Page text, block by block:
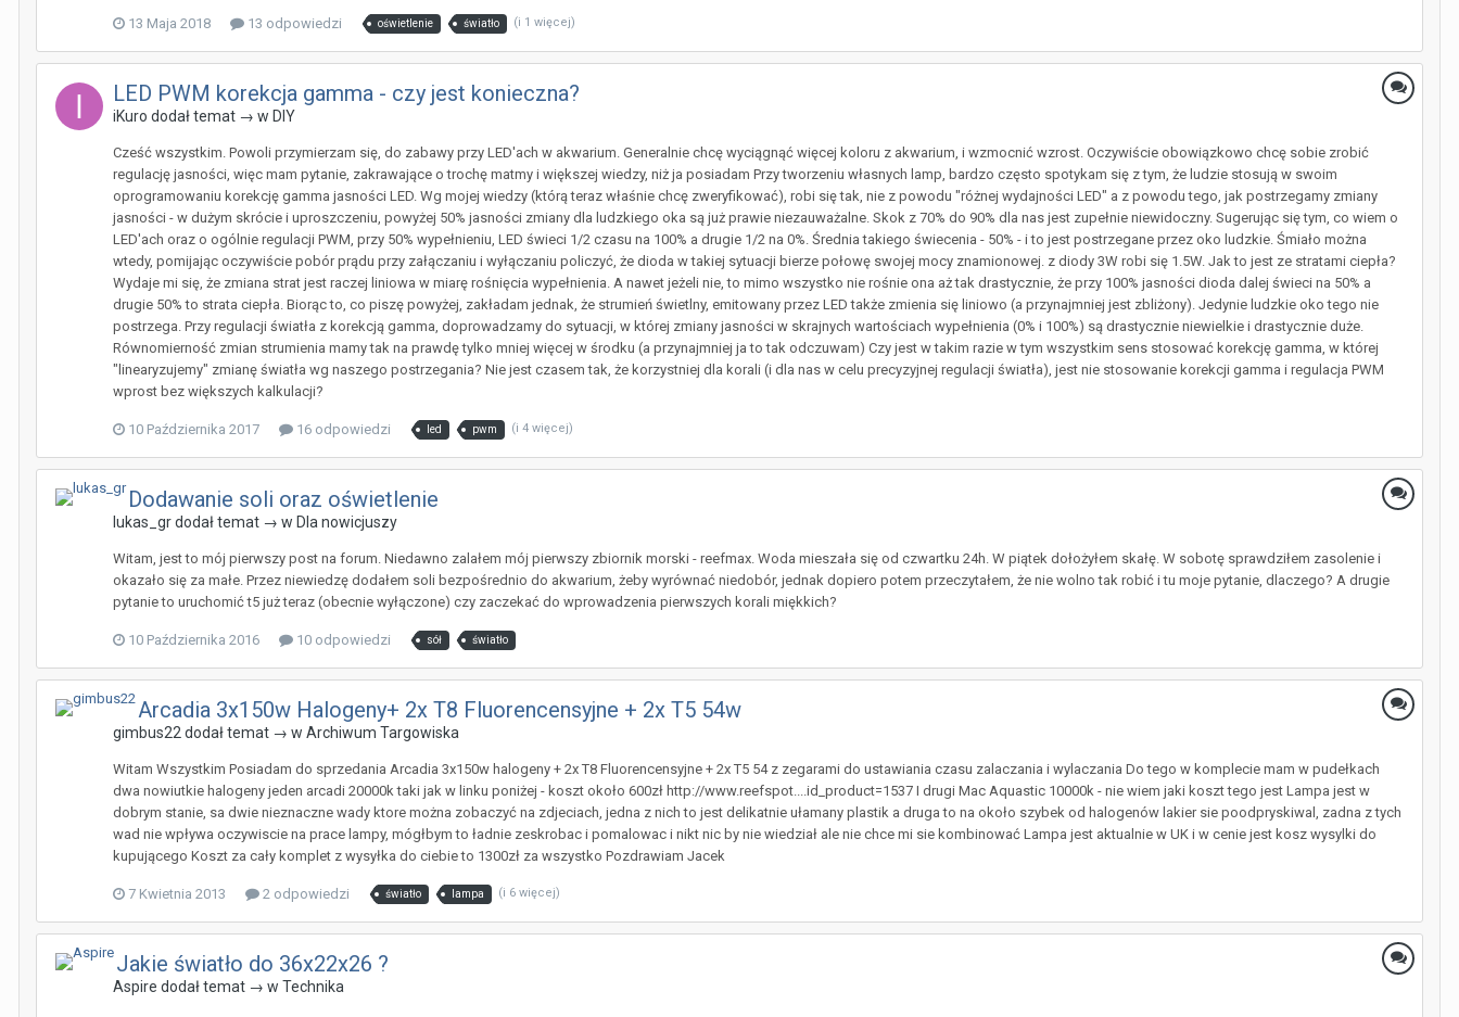
13 Maja 2018 13 odpowiedzi oświetlenie światło (i 1 więcej)
LED PWM korekcja gamma - czy jest konieczna?
iKuro dodał temat → w DIY
Cześć wszystkim. Powoli przymierzam się, do zabawy przy LED'ach w akwarium. Generalnie chcę wyciągnąć więcej koloru z akwarium, i wzmocnić wzrost. Oczywiście obowiązkowo chcę sobie zrobić
regulację jasności, więc mam pytanie, zakrawające o trochę matmy i większej wiedzy, niż ja posiadam Przy tworzeniu własnych lamp, bardzo często spotykam się z tym, że ludzie stosują w swoim
oprogramowaniu korekcję gamma jasności LED. Wg mojej wiedzy (którą teraz właśnie chcę zweryfikować), robi się tak, nie z powodu "różnej wydajności LED" a z powodu tego, jak postrzegamy zmiany
jasności - w dużym skrócie i uproszczeniu, powyżej 50% jasności zmiany dla ludzkiego oka są już prawie niezauważalne. Skok z 70% do 90% dla nas jest zupełnie niewidoczny. Sugerując się tym, co wiem o
LED'ach oraz o ogólnie regulacji PWM, przy 50% wypełnieniu, LED świeci 1/2 czasu na 100% a drugie 1/2 na 0%. Średnia takiego świecenia - 50% - i to jest postrzegane przez oko ludzkie. Śmiało można
wtedy, pomijając oczywiście pobór prądu przy załączaniu i wyłączaniu policzyć, że dioda w takiej sytuacji bierze połowę swojej mocy znamionowej. z diody 3W robi się 1.5W. Jak to jest ze stratami ciepła?
Wydaje mi się, że zmiana strat jest raczej liniowa w miarę rośnięcia wypełnienia. A nawet jeżeli nie, to mimo wszystko nie rośnie ona aż tak drastycznie, że przy 100% jasności dioda dalej świeci na 50% a
drugie 50% to strata ciepła. Biorąc to, co piszę powyżej, zakładam jednak, że strumień świetlny, emitowany przez LED także zmienia się liniowo (a przynajmniej jest zbliżony). Jedynie ludzkie oko tego nie
postrzega. Przy regulacji światła z korekcją gamma, doprowadzamy do sytuacji, w której zmiany jasności w skrajnych wartościach wypełnienia (0% i 100%) są drastycznie niewielkie i drastycznie duże.
Równomierność zmian strumienia mamy tak na prawdę tylko mniej więcej w środku (a przynajmniej ja to tak odczuwam) Czy jest w takim razie w tym wszystkim sens stosować korekcję gamma, w której
"linearyzujemy" zmianę światła wg naszego postrzegania? Nie jest czasem tak, że korzystniej dla korali (i dla nas w celu precyzyjnej regulacji światła), jest nie stosowanie korekcji gamma i regulacja PWM
wprost bez większych kalkulacji?
10 Października 2017 16 odpowiedzi led pwm (i 4 więcej)
Dodawanie soli oraz oświetlenie
lukas_grdodał temat → w Dla nowicjuszy
Witam, jest to mój pierwszy post na forum. Niedawno zalałem mój pierwszy zbiornik morski - reefmax. Woda mieszała się od czwartku 24h. W piątek dołożyłem skałę. W sobotę sprawdziłem zasolenie i
okazało się za małe. Przez niewiedzę dodałem soli bezpośrednio do akwarium, żeby wyrównać niedobór, jednak dopiero potem przeczytałem, że nie wolno tak robić i tu moje pytanie, dlaczego? A drugie
pytanie to uruchomić t5 już teraz (obecnie wyłączone) czy zaczekać do wprowadzenia pierwszych korali miękkich?
10 Października 2016 10 odpowiedzi sół światło
Arcadia 3x150w Halogeny+ 2x T8 Fluorencensyjne + 2x T5 54w
gimbus22 dodał temat → w Archiwum Targowiska
Witam Wszystkim Posiadam do sprzedania Arcadia 3x150w halogeny + 2x T8 Fluorencensyjne + 2x T5 54 z zegarami do ustawiania czasu zalaczania i wylaczania Do tego w komplecie mam w pudełkach
dwa nowiutkie halogeny jeden arcadi 20000k taki jak w linku poniżej - koszt około 600zł http://www.reefspot....id_product=1537 I drugi Mac Aquastic 10000k - nie wiem jaki koszt tego jest Lampa jest w
dobrym stanie, sa dwie nieznaczne wady ktore można zobaczyć na zdjeciach, jedna z nich to jest delikatnie ułamany plastik a druga to na około szybek od halogenów lakier sie poodpryskiwal, zadna z tych
wad nie wpływa oczywiscie na prace lampy, mógłbym to ładnie zeskrobac i pomalowac i nikt nic by nie wiedział ale nie chce mi sie kombinować Lampa jest aktualnie w UK i w cenie jest kosz wysylki do
kupującego Koszt za cały komplet z wysyłka do ciebie to 1300zł za wszystko Pozdrawiam Jacek
7 Kwietnia 2013 2 odpowiedzi światło lampa (i 6 więcej)
Jakie światło do 36x22x26 ?
Aspire dodał temat → w Technika